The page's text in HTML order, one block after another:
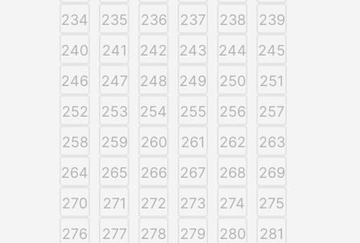
234
235 236 237 238
239
240
241 242 243 244
245
246
247 248 249 250
251
252
253 254 255 256
257
258
259 260 261 262
263
264
265 266 267 268
269
270
271 272 273 274
275
276
277 278 279 280
281